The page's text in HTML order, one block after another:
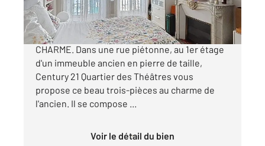
RUE DE BRUXELLES - CALME - 2 CHAMBRES -
CHARME. Dans une rue piétonne, au 1er étage
d'un immeuble ancien en pierre de taille,
Century 21 Quartier des Théâtres vous
propose ce beau trois-pièces au charme de
l'ancien. Il se compose ...
Voir le détail du bien